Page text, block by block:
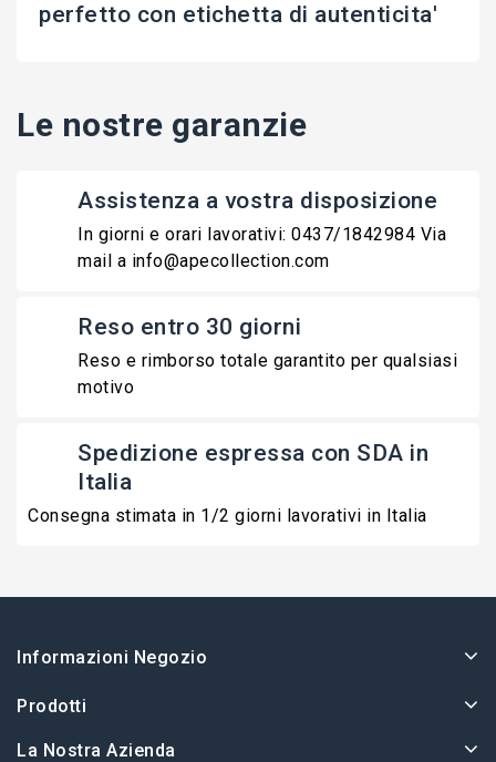
perfetto con etichetta di autenticita'
Le nostre garanzie
Assistenza a vostra disposizione
In giorni e orari lavorativi: 0437/1842984 Via
mail a info@apecollection.com
Reso entro 30 giorni
Reso e rimborso totale garantito per qualsiasi
motivo
Spedizione espressa con SDA in
Italia
Consegna stimata in 1/2 giorni lavorativi in Italia
Informazioni Negozio
Prodotti
La Nostra Azienda